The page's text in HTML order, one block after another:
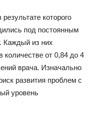
которого
под постоянным
Каждый из них
от 0,84 до 4
врача. Изначально
развития проблем с
уровень